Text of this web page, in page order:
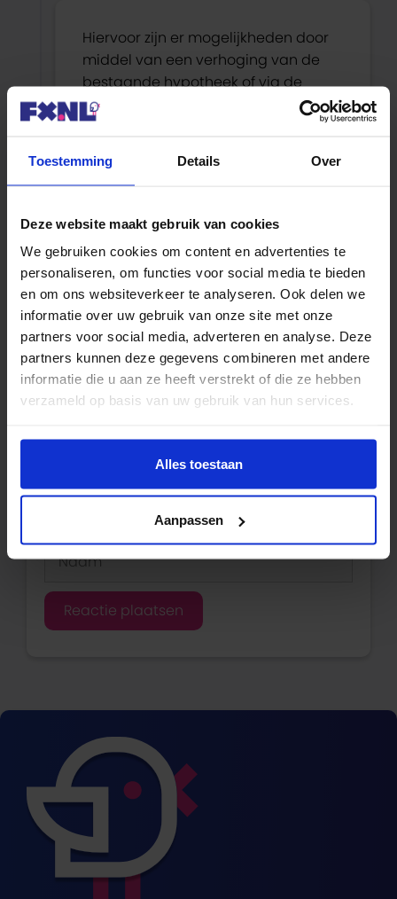
Toestemming Details Over
Deze website maakt gebruik van cookies
We gebruiken cookies om content en advertenties te
personaliseren, om functies voor social media te bieden
en om ons websiteverkeer te analyseren. Ook delen we
informatie over uw gebruik van onze site met onze
partners voor social media, adverteren en analyse. Deze
partners kunnen deze gegevens combineren met andere
informatie die u aan ze heeft verstrekt of die ze hebben
verzameld op basis van uw gebruik van hun services.
Alles toestaan
Aanpassen
Hiervoor zijn er mogelijkheden door
middel van een verhoging van de
bestaande hypotheek of via de
blijverslening regeling via Svn, zie
ons
Plaats een reactie
Reactie
Naam